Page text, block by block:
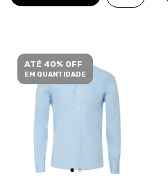
ATÉ 40% OFF
EM QUANTIDADE